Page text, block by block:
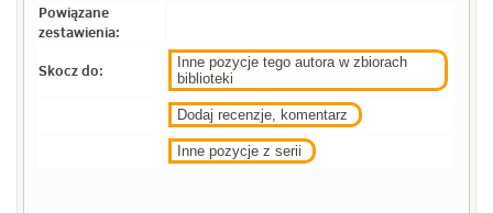
Powiązane
zestawienia:
Skocz do:
Inne pozycje tego autora w zbiorach
biblioteki
Dodaj recenzje, komentarz
Inne pozycje z serii